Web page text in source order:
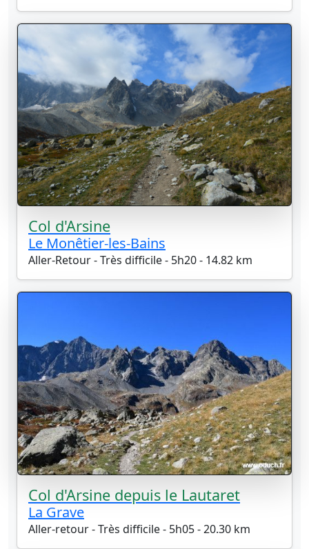
Col d'Arsine
Le Monêtier-les-Bains
Aller-Retour - Très difficile - 5h20 - 14.82 km
Col d'Arsine depuis le Lautaret
La Grave
Aller-retour - Très difficile - 5h05 - 20.30 km